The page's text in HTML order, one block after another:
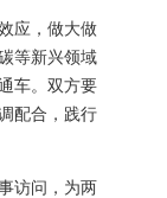
应，做大做
等新兴领域
车。双方要
配合，践行
访问，为两